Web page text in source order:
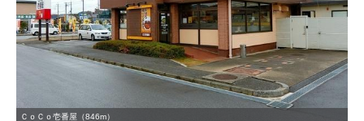
ＣｏＣｏ壱番屋（846m）